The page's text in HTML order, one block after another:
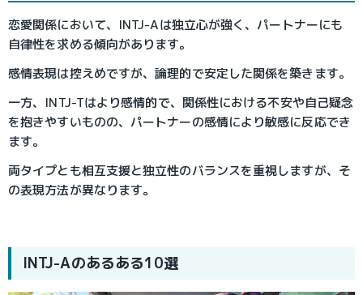
恋愛関係において、INTJ-Aは独立心が強く、パートナーにも
自律性を求める傾向があります。
感情表現は控えめですが、論理的で安定した関係を築きます。
一方、INTJ-Tはより感情的で、関係性における不安や自己疑念
を抱きやすいものの、パートナーの感情により敏感に反応でき
ます。
両タイプとも相互支援と独立性のバランスを重視しますが、そ
の表現方法が異なります。
INTJ-Aのあるある10選